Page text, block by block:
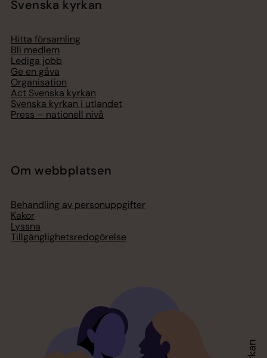
Svenska kyrkan
Hitta församling
Bli medlem
Lediga jobb
Ge en gåva
Organisation
Act Svenska kyrkan
Svenska kyrkan i utlandet
Press – nationell nivå
Om webbplatsen
Behandling av personuppgifter
Kakor
Lyssna
Tillgänglighetsredogörelse